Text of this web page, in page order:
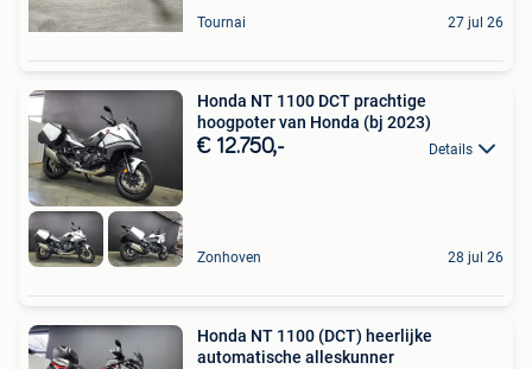
Tournai 27 jul 26
Honda NT 1100 DCT prachtige
hoogpoter van Honda (bj 2023)
€ 12.750,- Details
Zonhoven 28 jul 26
Honda NT 1100 (DCT) heerlijke
automatische alleskunner